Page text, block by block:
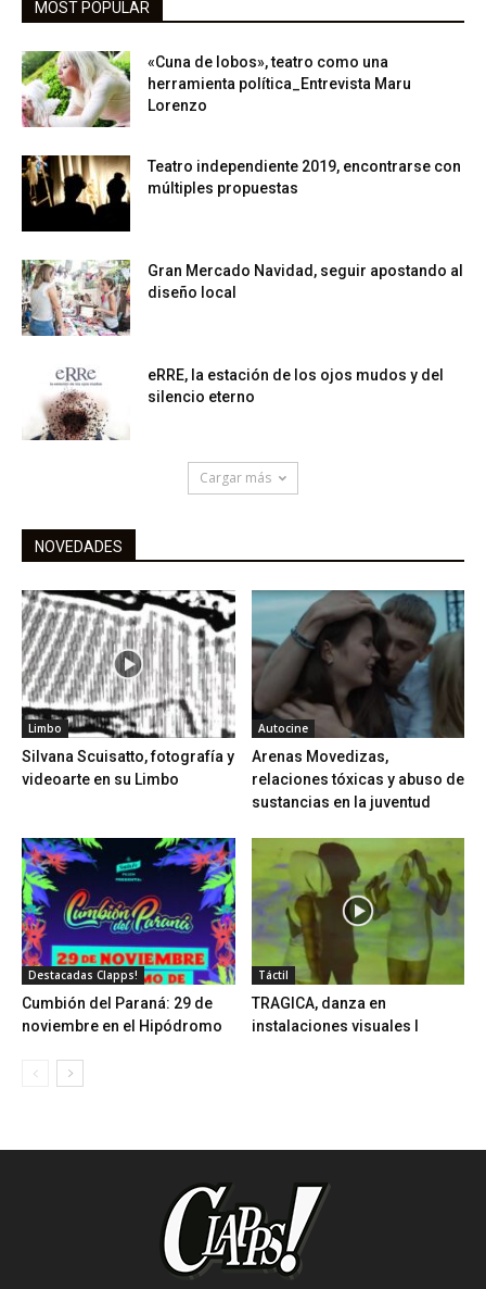
MOST POPULAR
«Cuna de lobos», teatro como una
herramienta política_Entrevista Maru
Lorenzo
Teatro independiente 2019, encontrarse con
múltiples propuestas
Gran Mercado Navidad, seguir apostando al
diseño local
eRRE, la estación de los ojos mudos y del
silencio eterno
Cargar más
NOVEDADES
Limbo
Silvana Scuisatto, fotografía y
videoarte en su Limbo
Autocine
Arenas Movedizas,
relaciones tóxicas y abuso de
sustancias en la juventud
Destacadas Clapps!
Cumbión del Paraná: 29 de
noviembre en el Hipódromo
Táctil
TRAGICA, danza en
instalaciones visuales I